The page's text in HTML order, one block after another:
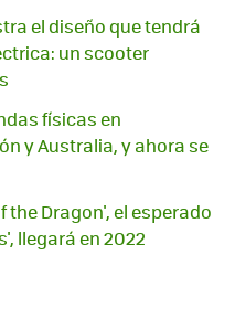
el diseño que tendrá
un scooter
físicas en
y Australia, y ahora se
the Dragon', el esperado
llegará en 2022